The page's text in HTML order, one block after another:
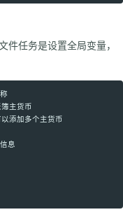
件任务是设置全局变量，
添加多个主货币
息